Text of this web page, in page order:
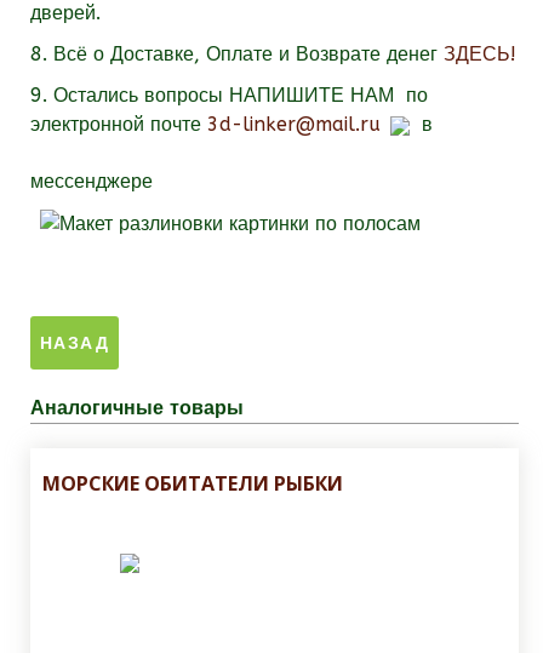
дверей.
8. Всё о Доставке, Оплате и Возврате денег ЗДЕСЬ!
9. Остались вопросы НАПИШИТЕ НАМ
по
электронной почте 3d-linker@mail.ru в
мессенджере
Аналогичные товары
МОРСКИЕ ОБИТАТЕЛИ РЫБКИ